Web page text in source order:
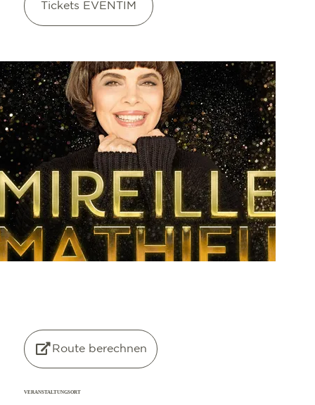
Tickets EVENTIM
Route berechnen
VERANSTALTUNGSORT